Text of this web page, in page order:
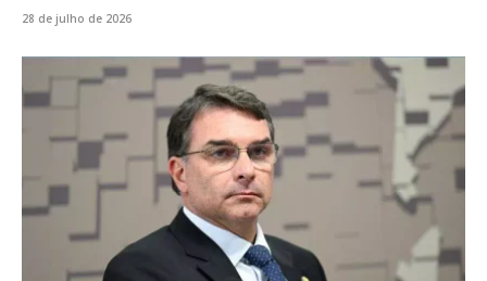
28 de julho de 2026